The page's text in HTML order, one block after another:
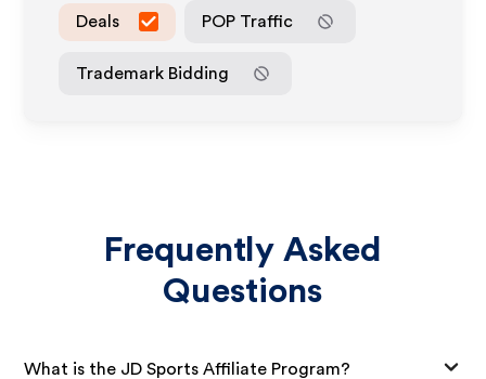
Deals POP Traffic
Trademark Bidding
Frequently Asked
Questions
What is the JD Sports Affiliate Program?